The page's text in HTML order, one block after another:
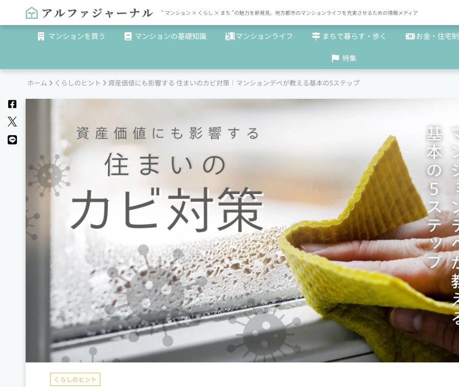
" マンション × くらし × まち "の魅力を新発見。地方都市のマンションライフを充実させるための情報メディア
マンションを買う マンションの基礎知識 マンションライフ まちで暮らす・歩く お金・住宅
特集
ホーム くらしのヒント 資産価値にも影響する 住まいのカビ対策｜マンションデベが教える基本の5ステップ
くらしのヒント